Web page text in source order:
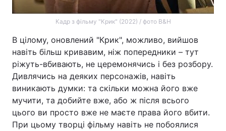
Кадр з фільму "Крик" (2022) / фото B&H
В цілому, оновлений "Крик", можливо, вийшов
навіть більш кривавим, ніж попередники – тут
ріжуть-вбивають, не церемонячись і без розбору.
Дивлячись на деяких персонажів, навіть
виникають думки: та скільки можна його вже
мучити, та добийте вже, або ж після всього
цього ви просто вже не маєте права його вбити.
При цьому творці фільму навіть не побоялися